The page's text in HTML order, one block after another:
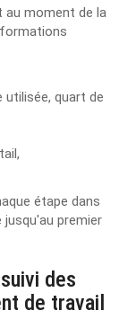
au moment de la
quart de
étape dans
jusqu'au premier
des
de travail